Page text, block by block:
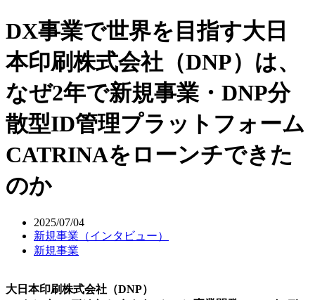
DX事業で世界を目指す大日
本印刷株式会社（DNP）は、
なぜ2年で新規事業・DNP分
散型ID管理プラットフォーム
CATRINAをローンチできた
のか
2025/07/04
新規事業（インタビュー）
新規事業
大日本印刷株式会社（DNP）